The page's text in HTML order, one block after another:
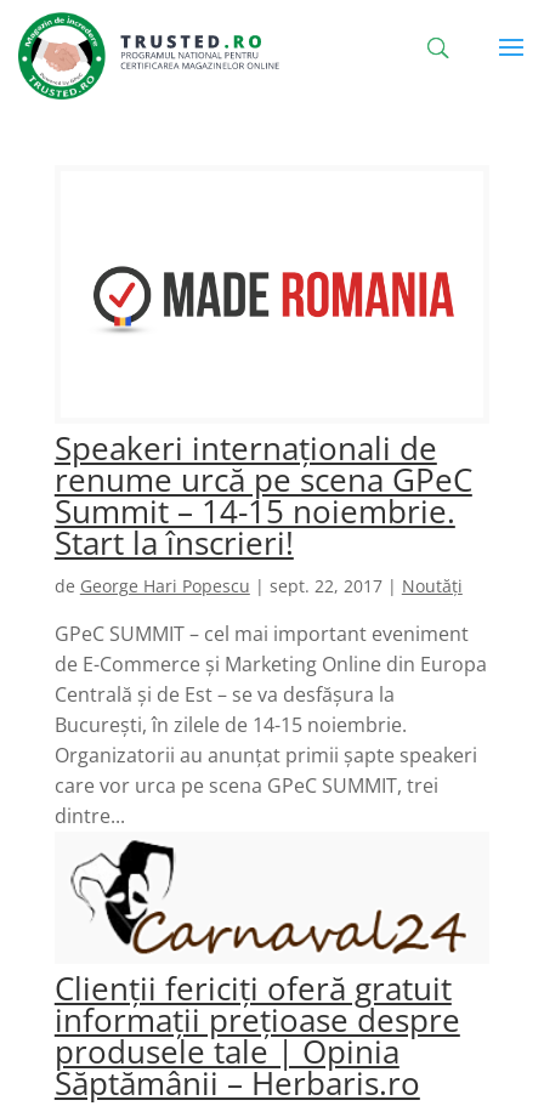
Speakeri internaționali de
renume urcă pe scena GPeC
Summit – 14-15 noiembrie.
Start la înscrieri!
de George Hari Popescu | sept. 22, 2017| Noutăți
GPeC SUMMIT – cel mai important eveniment
de E-Commerce și Marketing Online din Europa
Centrală și de Est – se va desfășura la
București, în zilele de 14-15 noiembrie.
Organizatorii au anunțat primii șapte speakeri
care vor urca pe scena GPeC SUMMIT, trei
dintre...
Clienții fericiți oferă gratuit
informații prețioase despre
produsele tale | Opinia
Săptămânii – Herbaris.ro